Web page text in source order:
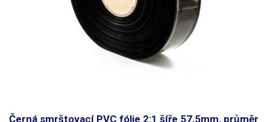
Černá smrštovací PVC fólie 2:1 šíře 57,5mm, průměr